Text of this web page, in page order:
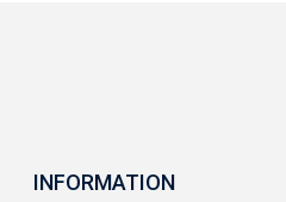
INFORMATION